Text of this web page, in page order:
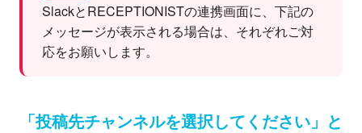
SlackとRECEPTIONISTの連携画面に、下記の
メッセージが表示される場合は、それぞれご対
応をお願いします。
「投稿先チャンネルを選択してください」と